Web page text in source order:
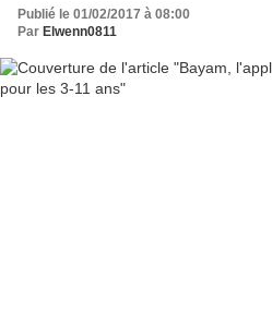
Publié le 01/02/2017 à 08:00
Par Elwenn0811